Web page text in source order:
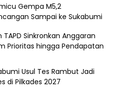
Gempa M5,2
Sampai ke Sukabumi
TAPD Sinkronkan Anggaran
Prioritas hingga Pendapatan
Usul Tes Rambut Jadi
di Pilkades 2027